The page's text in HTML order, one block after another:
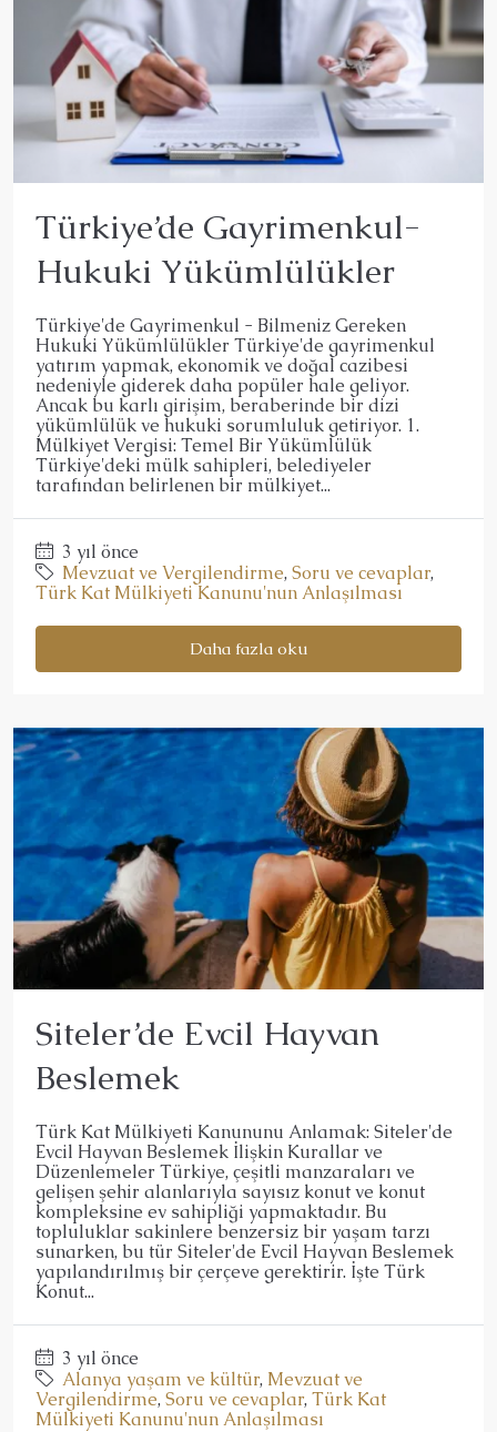
Türkiye’de Gayrimenkul-
Hukuki Yükümlülükler
Türkiye'de Gayrimenkul - Bilmeniz Gereken
Hukuki Yükümlülükler Türkiye'de gayrimenkul
yatırım yapmak, ekonomik ve doğal cazibesi
nedeniyle giderek daha popüler hale geliyor.
Ancak bu karlı girişim, beraberinde bir dizi
yükümlülük ve hukuki sorumluluk getiriyor. 1.
Mülkiyet Vergisi: Temel Bir Yükümlülük
Türkiye'deki mülk sahipleri, belediyeler
tarafından belirlenen bir mülkiyet...
3 yıl önce
Mevzuat ve Vergilendirme, Soru ve cevaplar,
Türk Kat Mülkiyeti Kanunu'nun Anlaşılması
Daha fazla oku
Siteler’de Evcil Hayvan
Beslemek
Türk Kat Mülkiyeti Kanununu Anlamak: Siteler'de
Evcil Hayvan Beslemek İlişkin Kurallar ve
Düzenlemeler Türkiye, çeşitli manzaraları ve
gelişen şehir alanlarıyla sayısız konut ve konut
kompleksine ev sahipliği yapmaktadır. Bu
topluluklar sakinlere benzersiz bir yaşam tarzı
sunarken, bu tür Siteler'de Evcil Hayvan Beslemek
yapılandırılmış bir çerçeve gerektirir. İşte Türk
Konut...
3 yıl önce
Alanya yaşam ve kültür, Mevzuat ve
Vergilendirme, Soru ve cevaplar, Türk Kat
Mülkiyeti Kanunu'nun Anlaşılması